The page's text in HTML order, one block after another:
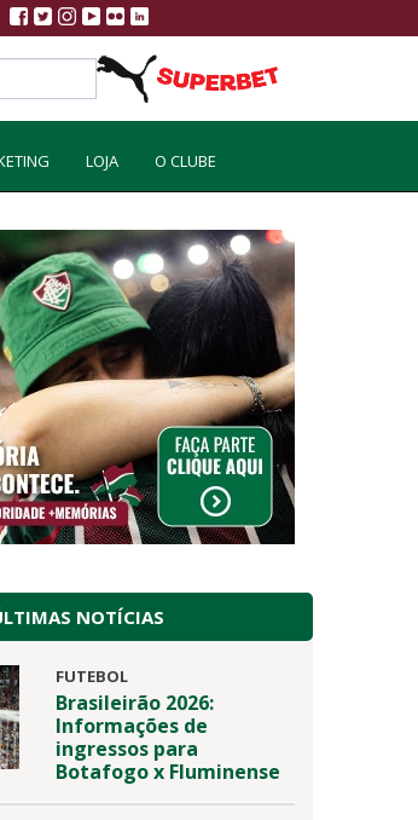
LOJA O CLUBE
NOTÍCIAS
FUTEBOL
Brasileirão 2026:
Informações de
ingressos para
Botafogo x Fluminense